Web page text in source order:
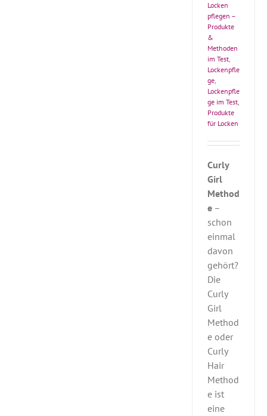
Locken
pflegen –
Produkte
&
Methoden
im Test,
Lockenpfle
ge,
Lockenpfle
ge im Test,
Produkte
für Locken
Curly
Girl
Method
e –
schon
einmal
davon
gehört?
Die
Curly
Girl
Method
e oder
Curly
Hair
Method
e ist
eine